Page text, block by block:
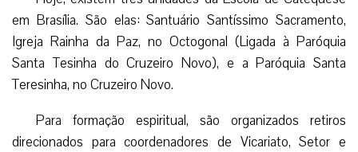
em Brasília. São elas: Santuário Santíssimo Sacramento,
Igreja Rainha da Paz, no Octogonal (Ligada à Paróquia
Santa Tesinha do Cruzeiro Novo), e a Paróquia Santa
Teresinha, no Cruzeiro Novo.
Para formação espiritual, são organizados retiros
direcionados para coordenadores de Vicariato, Setor e